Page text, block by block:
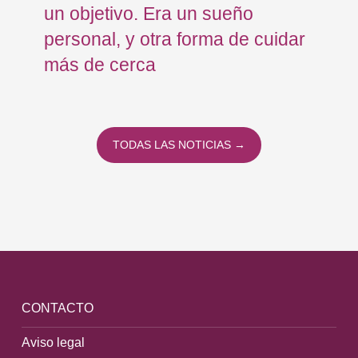
un objetivo. Era un sueño
personal, y otra forma de cuidar
más de cerca
TODAS LAS NOTICIAS →
CONTACTO
Aviso legal